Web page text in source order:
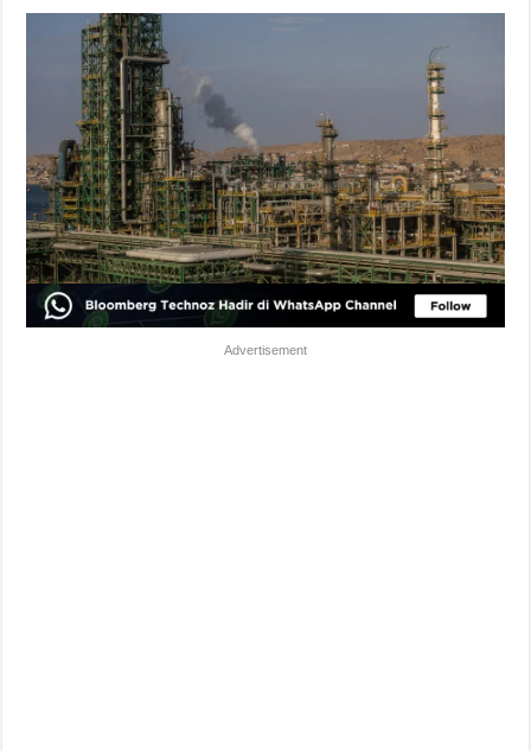
Advertisement